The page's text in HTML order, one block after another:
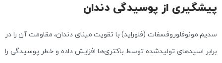
پیشگیری از پوسیدگی دندان
سدیم مونوفلوروفسفات (فلوراید) با تقویت مینای دندان، مقاومت آن را در
برابر اسیدهای تولیدشده توسط باکتری‌ها افزایش داده و خطر پوسیدگی را